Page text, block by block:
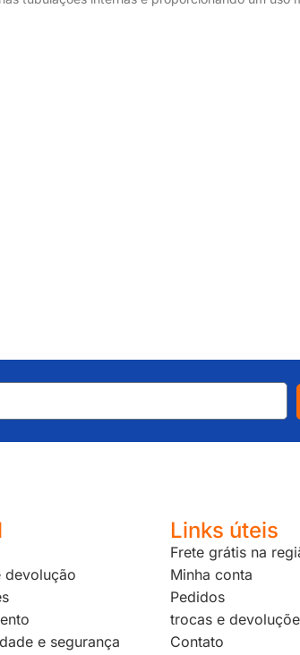
devolução
e segurança
Links úteis
Frete grátis na
Minha conta
Pedidos
trocas e
Contato